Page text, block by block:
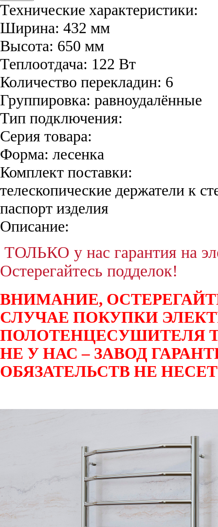
Технические характеристики:
Ширина: 432 мм
Высота: 650 мм
Теплоотдача: 122 Вт
Количество перекладин: 6
Группировка: равноудалённые
Тип подключения:
Серия товара:
Форма: лесенка
Комплект поставки:
телескопические держатели к
паспорт изделия
Описание:
ТОЛЬКО у нас гарантия на
Остерегайтесь подделок!
ВНИМАНИЕ,
СЛУЧАЕ ПОКУПКИ
ПОЛОТЕНЦЕСУШИТЕЛЯ
НЕ У НАС – ЗАВОД
ОБЯЗАТЕЛЬСТВ НЕ